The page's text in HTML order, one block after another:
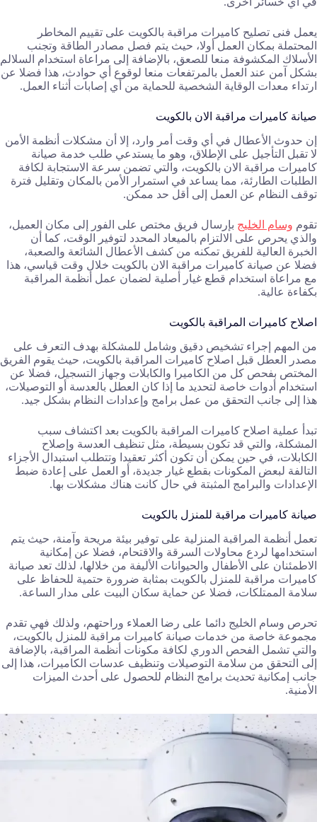
يعمل فنى تصليح كاميرات مراقبة بالكويت على تقييم المخاطر
المحتملة بمكان العمل أولا، حيث يتم فصل مصادر الطاقة وتجنب
الأسلاك المكشوفة منعا للصعق، بالإضافة إلى مراعاة استخدام السلالم
بشكل آمن عند العمل بالمرتفعات منعا لوقوع أي حوادث، هذا فضلا عن
ارتداء معدات الوقاية الشخصية للحماية من أي إصابات أثناء العمل.
صيانة كاميرات مراقبة الان بالكويت
إن حدوث الأعطال في أي وقت أمر وارد، إلا أن مشكلات أنظمة الأمن
لا تقبل التأجيل على الإطلاق، وهو ما يستدعي طلب خدمة صيانة
كاميرات مراقبة الان بالكويت، والتي تضمن سرعة الاستجابة لكافة
الطلبات الطارئة، مما يساعد في استمرار الأمن بالمكان وتقليل فترة
توقف النظام عن العمل إلى أقل حد ممكن.
تقوم وسام الخليج بإرسال فريق مختص على الفور إلى مكان العميل،
والذي يحرص على الالتزام بالميعاد المحدد لتوفير الوقت، كما أن
الخبرة العالية للفريق تمكنه من كشف الأعطال الشائعة والصعبة،
فضلا عن صيانة كاميرات مراقبة الان بالكويت خلال وقت قياسي، هذا
مع مراعاة استخدام قطع غيار أصلية لضمان عمل أنظمة المراقبة
بكفاءة عالية.
اصلاح كاميرات المراقبة بالكويت
من المهم إجراء تشخيص دقيق وشامل للمشكلة بهدف التعرف على
مصدر العطل قبل اصلاح كاميرات المراقبة بالكويت، حيث يقوم الفريق
المختص بفحص كل من الكاميرا والكابلات وجهاز التسجيل، فضلا عن
استخدام أدوات خاصة لتحديد ما إذا كان العطل بالعدسة أو التوصيلات،
هذا إلى جانب التحقق من عمل برامج وإعدادات النظام بشكل جيد.
تبدأ عملية اصلاح كاميرات المراقبة بالكويت بعد اكتشاف سبب
المشكلة، والتي قد تكون بسيطة، مثل تنظيف العدسة وإصلاح
الكابلات، في حين يمكن أن تكون أكثر تعقيدا وتتطلب استبدال الأجزاء
التالفة لبعض المكونات بقطع غيار جديدة، أو العمل على إعادة ضبط
الإعدادات والبرامج المثبتة في حال كانت هناك مشكلات بها.
صيانة كاميرات مراقبة للمنزل بالكويت
تعمل أنظمة المراقبة المنزلية على توفير بيئة مريحة وآمنة، حيث يتم
استخدامها لردع محاولات السرقة والاقتحام، فضلا عن إمكانية
الاطمئنان على الأطفال والحيوانات الأليفة من خلالها، لذلك تعد صيانة
كاميرات مراقبة للمنزل بالكويت بمثابة ضرورة حتمية للحفاظ على
سلامة الممتلكات، فضلا عن حماية سكان البيت على مدار الساعة.
تحرص وسام الخليج دائما على رضا العملاء وراحتهم، ولذلك فهي تقدم
مجموعة خاصة من خدمات صيانة كاميرات مراقبة للمنزل بالكويت،
والتي تشمل الفحص الدوري لكافة مكونات أنظمة المراقبة، بالإضافة
إلى التحقق من سلامة التوصيلات وتنظيف عدسات الكاميرات، هذا إلى
جانب إمكانية تحديث برامج النظام للحصول على أحدث الميزات
الأمنية.